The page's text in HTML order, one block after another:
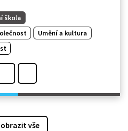
škola
Umění a kultura
vše